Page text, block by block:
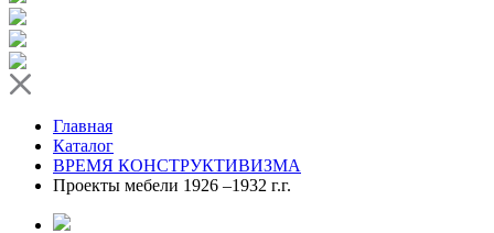
Главная
Каталог
ВРЕМЯ КОНСТРУКТИВИЗМА
Проекты мебели 1926 –1932 г.г.